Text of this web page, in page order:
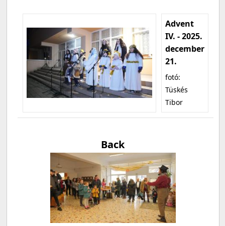
Advent
IV. - 2025.
december
21.
fotó:
Tüskés
Tibor
Back